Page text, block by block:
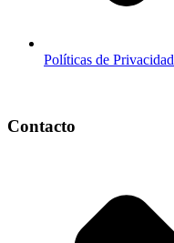
Políticas de Privacidad
Contacto